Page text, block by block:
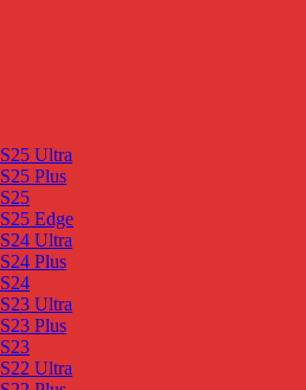
Ultra
Plus
Edge
Ultra
Plus
Ultra
Plus
Ultra